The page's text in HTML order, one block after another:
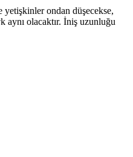
yetişkinler ondan düşecekse,
aynı olacaktır. İniş uzunluğu